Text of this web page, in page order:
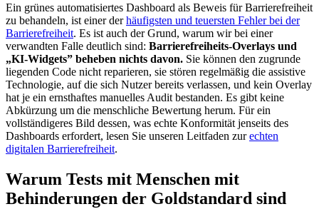
Ein grünes automatisiertes Dashboard als Beweis für Barrierefreiheit
zu behandeln, ist einer derhäufigsten und teuersten Fehler bei der
Barrierefreiheit. Es ist auch der Grund, warum wir bei einer
verwandten Falle deutlich sind: Barrierefreiheits-Overlays und
„KI-Widgets” beheben nichts davon. Sie können den zugrunde
liegenden Code nicht reparieren, sie stören regelmäßig die assistive
Technologie, auf die sich Nutzer bereits verlassen, und kein Overlay
hat je ein ernsthaftes manuelles Audit bestanden. Es gibt keine
Abkürzung um die menschliche Bewertung herum. Für ein
vollständigeres Bild dessen, was echte Konformität jenseits des
Dashboards erfordert, lesen Sie unseren Leitfaden zurechten
digitalen Barrierefreiheit.
Warum Tests mit Menschen mit
Behinderungen der Goldstandard sind